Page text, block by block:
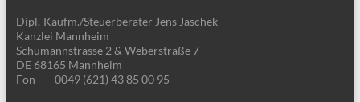
Dipl.-Kaufm./Steuerberater Jens Jaschek
Kanzlei Mannheim
Schumannstrasse 2 & Weberstraße 7
DE 68165 Mannheim
Fon
0049 (621) 43 85 00 95